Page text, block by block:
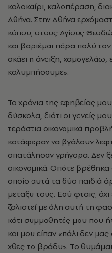
καλοκαίρι, καλοπέραση,
Αθήνα. Στην Αθήνα
κάπου, στους Αγίους
και βαριέμαι πάρα πολύ
σκάει η άνοιξη, χαμογελάω,
κολυμπήσουμε».
Τα χρόνια της εφηβείας
δύσκολα, διότι οι γονείς
τεράστια οικονομικά
κατάφεραν να βγάλουν
σπατάλησαν γρήγορα. Δεν
οικονομικά. Οπότε βρέθηκα
οποίο αυτά τα δύο παιδιά
μεταξύ τους. Εσύ φταις, όχι
ζαλιστεί με όλη αυτή τη
κάτι συμμαθητές μου που
και μου είπαν «πάλι δεν
χθες το βράδυ». Το